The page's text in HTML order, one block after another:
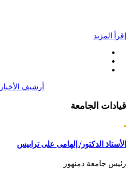
إقرأ المزيد
أرشيف الأخبار
قيادات الجامعة
الأستاذ الدكتور/ إلهامى على ترابيس
رئيس جامعة دمنهور